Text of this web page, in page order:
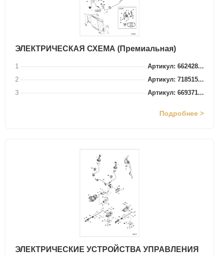
ЭЛЕКТРИЧЕСКАЯ СХЕМА (Премиальная)
1
Артикул: 662428...
2
Артикул: 718515...
3
Артикул: 669371...
Подробнее >
ЭЛЕКТРИЧЕСКИЕ УСТРОЙСТВА УПРАВЛЕНИЯ